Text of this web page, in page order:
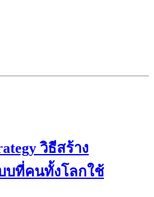
วิธีสร้าง
บที่คนทั้งโลกใช้